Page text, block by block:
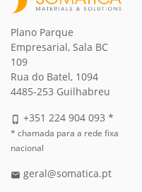
Plano Parque
Empresarial, Sala BC
109
Rua do Batel, 1094
4485-253 Guilhabreu
phone_iphone +351 224 904 093 *
* chamada para a rede fixa
nacional
email geral@somatica.pt